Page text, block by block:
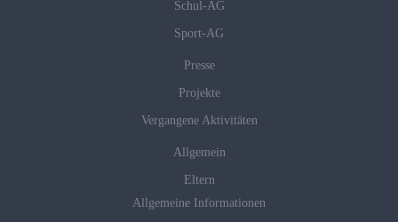
Schul-AG
Sport-AG
Presse
Projekte
Vergangene Aktivitäten
Allgemein
Eltern
Allgemeine Informationen